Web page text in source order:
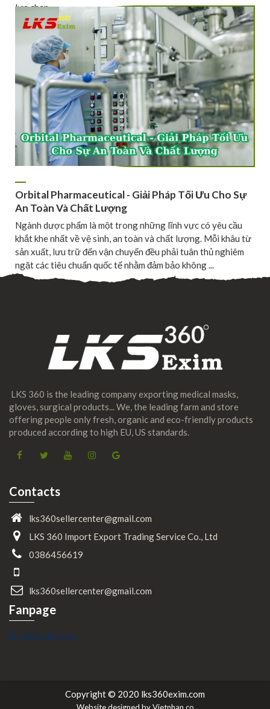
lựa chọn ...
Orbital Pharmaceutical - Giải Pháp Tối Ưu Cho Sự
An Toàn Và Chất Lượng
Ngành dược phẩm là một trong những lĩnh vực có yêu cầu
khắt khe nhất về vệ sinh, an toàn và chất lượng. Mỗi khâu từ
sản xuất, lưu trữ đến vận chuyển đều phải tuân thủ nghiêm
ngặt các tiêu chuẩn quốc tế nhằm đảm bảo không ...
LKS 360 is the leading company exporting medical masks,
gloves, surgical products... We, the leading farm and store
offering people only fresh, organic and eco-friendly products
produced according to high EU, US standards.
FacebookTwitterYouTubeInstagramGoogle
Contacts
lks360sellercenter@gmail.com
LKS 360 Import Export Trading Service Co., Ltd
0386456619
lks360sellercenter@gmail.com
Fanpage
lks360exim.com
Copyright © 2020 lks360exim.com
Website designed byVietnhan.co